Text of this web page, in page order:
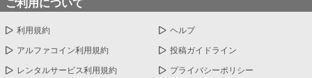
ご利用について
利用規約 ヘルプ
アルファコイン利用規約 投稿ガイドライン
レンタルサービス利用規約 プライバシーポリシー